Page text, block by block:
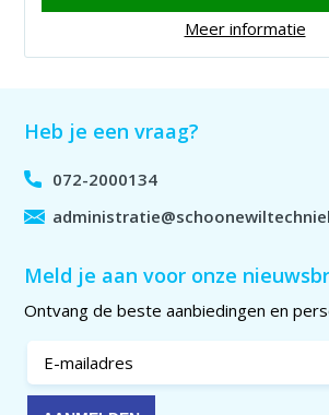
Meer informatie
Heb je een vraag?
072-2000134
Meld je aan voor onze
Ontvang de beste aanbiedingen en